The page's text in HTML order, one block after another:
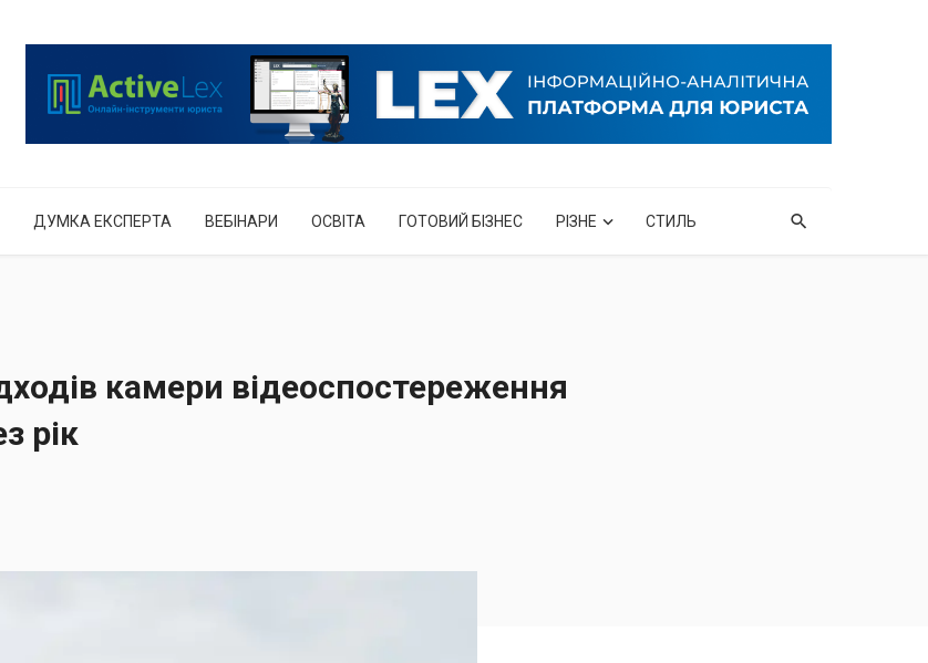
ДУМКА ЕКСПЕРТА ВЕБІНАРИ ОСВІТА ГОТОВИЙ БІЗНЕС РІЗНЕ СТИЛЬ
камери відеоспостереження
рік